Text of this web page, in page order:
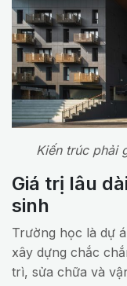
Kiến trúc phải
Giá trị lâu
sinh
Trường học là dự
xây dựng chắc
trì, sửa chữa và